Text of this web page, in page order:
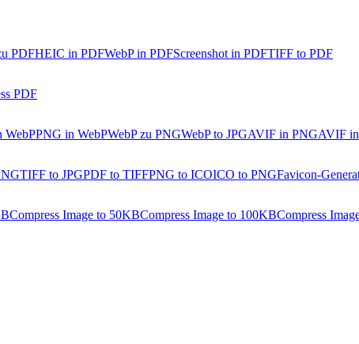
PDFHEIC in PDFWebP in PDFScreenshot in PDFTIFF to PDF
PDF
WebPPNG in WebPWebP zu PNGWebP to JPGAVIF in PNGAVIF
TIFF to JPGPDF to TIFFPNG to ICOICO to PNGFavicon-
Compress Image to 50KBCompress Image to 100KBCompress